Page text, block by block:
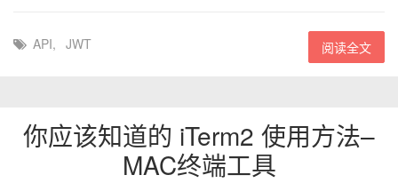
API, JWT 阅读全文
你应该知道的 iTerm2 使用方法–
MAC终端工具